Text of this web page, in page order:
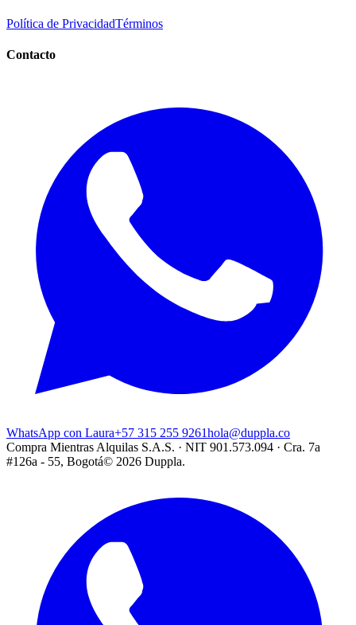
Política de PrivacidadTérminos
Contacto
WhatsApp con Laura+57 315 255 9261hola@duppla.co
Compra Mientras Alquilas S.A.S. · NIT 901.573.094 · Cra. 7a
#126a - 55, Bogotá© 2026 Duppla.